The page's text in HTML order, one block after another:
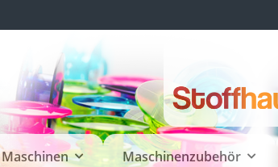
Maschinen Maschinenzubehör